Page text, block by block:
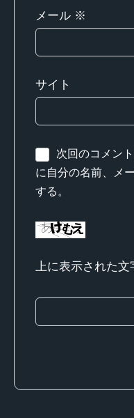
メール ※
サイト
次回のコメン
に自分の名前、メ
する。
上に表示された文